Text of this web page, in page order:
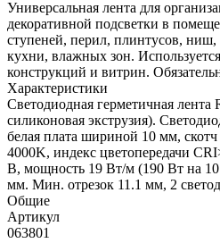
Универсальная лента для
декоративной подсветки в
ступеней, перил, плинтусов, ниш,
кухни, влажных зон.
конструкций и витрин.
Характеристики
Светодиодная герметичная
силиконовая экструзия).
белая плата шириной 10 мм,
4000K, индекс цветопередачи
В, мощность 19 Вт/м (190 Вт на
мм. Мин. отрезок 11.1 мм, 2
Общие
Артикул
063801